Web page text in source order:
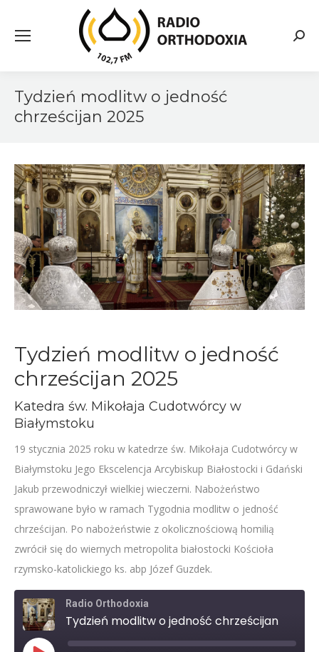
Tydzień modlitw o jedność
chrześcijan 2025
Tydzień modlitw o jedność
chrześcijan 2025
Katedra św. Mikołaja Cudotwórcy w
Białymstoku
19 stycznia 2025 roku w katedrze św. Mikołaja Cudotwórcy w
Białymstoku Jego Ekscelencja Arcybiskup Białostocki i Gdański
Jakub przewodniczył wielkiej wieczerni. Nabożeństwo
sprawowane było w ramach Tygodnia modlitw o jedność
chrześcijan. Po nabożeństwie z okolicznościową homilią
zwrócił się do wiernych metropolita białostocki Kościoła
rzymsko-katolickiego ks. abp Józef Guzdek.
Radio Orthodoxia
Tydzień modlitw o jedność chrześcijan